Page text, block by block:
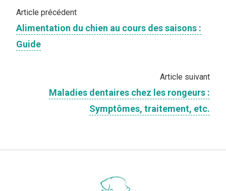
Article précédent
Alimentation du chien au cours des saisons :
Guide
Article suivant
Maladies dentaires chez les rongeurs :
Symptômes, traitement, etc.